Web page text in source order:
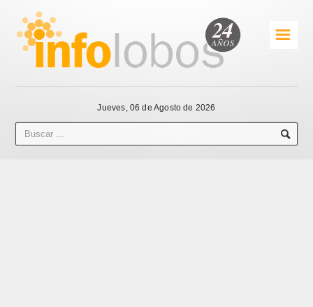
☰
Jueves, 06 de Agosto de 2026